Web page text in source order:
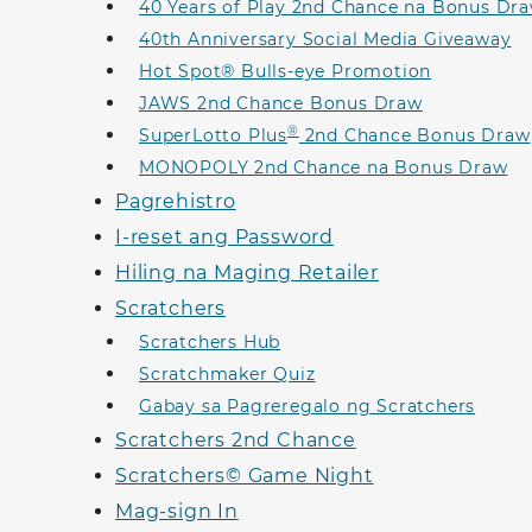
40 Years of Play 2nd Chance na Bonus
40th Anniversary Social Media Giveaway
Hot Spot® Bulls-eye Promotion
JAWS 2nd Chance Bonus Draw
SuperLotto Plus®2nd Chance Bonus Draw
MONOPOLY 2nd Chance na Bonus Draw
Pagrehistro
I-reset ang Password
Hiling na Maging Retailer
Scratchers
Scratchers Hub
Scratchmaker Quiz
Gabay sa Pagreregalo ng Scratchers
Scratchers 2nd Chance
Scratchers© Game Night
Mag-sign In